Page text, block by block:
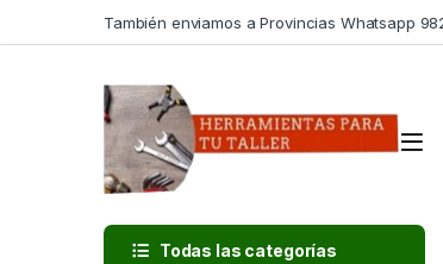
También enviamos a Provincias Whatsapp
Open
Todas las categorías